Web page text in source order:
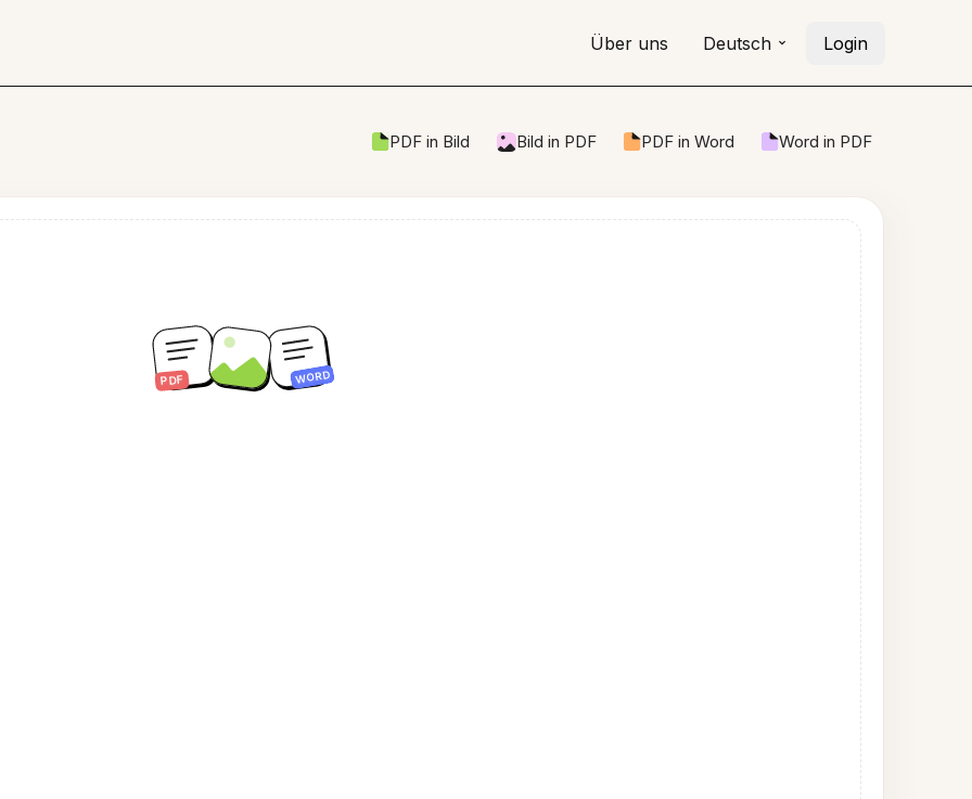
Über uns Deutsch Login
PDF in Bild Bild in PDF PDF in Word Word in PDF